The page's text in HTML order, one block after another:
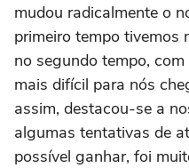
mudou radicalmente o
primeiro tempo tivemos
no segundo tempo,
mais difícil para nós
assim, destacou-se a
algumas tentativas de
possível ganhar, foi